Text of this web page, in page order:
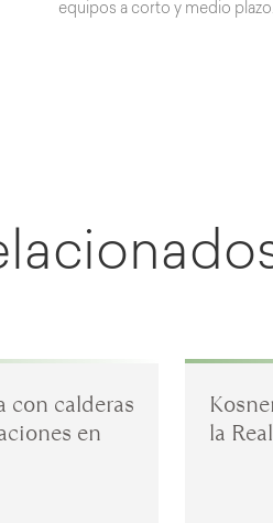
equipos a corto y medio plazo.
con calderas
en
la